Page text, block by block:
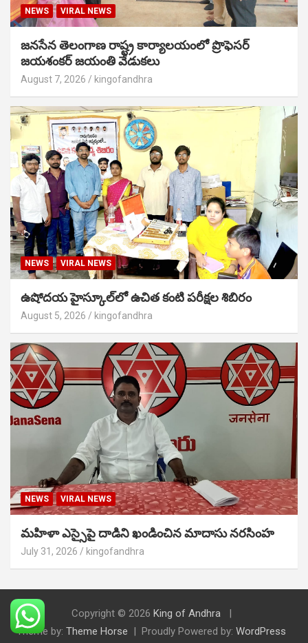
NEWS VIRAL NEWS
జనసేన తెలంగాణ రాష్ట్ర కార్యాలయంలో ప్రొఫెసర్
జయశంకర్ జయంతి వేడుకలు
August 7, 2026 kingofandhra
NEWS VIRAL NEWS
ఉషోదయ హైస్కూల్‌లో ఉచిత కంటి పరీక్షల శిబిరం
August 5, 2026 kingofandhra
NEWS VIRAL NEWS
మహిళా ఎస్సైపై దాడిని ఖండించిన మాదాసు నరసింహ
July 31, 2026 kingofandhra
Copyright © 2026 King of Andhra
Theme by: Theme Horse Proudly Powered by: WordPress